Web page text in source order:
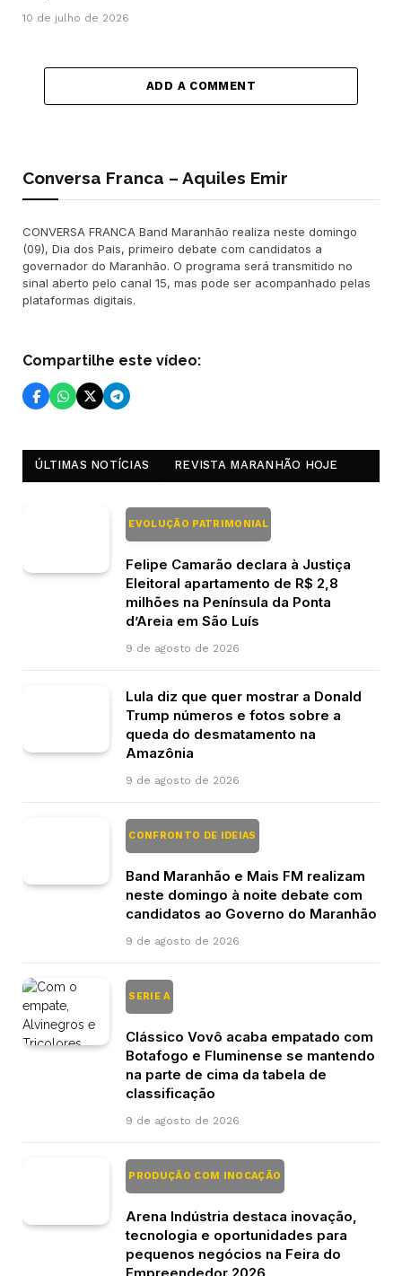
10 de julho de 2026
ADD A COMMENT
Conversa Franca – Aquiles Emir
CONVERSA FRANCA Band Maranhão realiza neste domingo
(09), Dia dos Pais, primeiro debate com candidatos a
governador do Maranhão. O programa será transmitido no
sinal aberto pelo canal 15, mas pode ser acompanhado pelas
plataformas digitais.
Compartilhe este vídeo:
ÚLTIMAS NOTÍCIAS REVISTA MARANHÃO HOJE
EVOLUÇÃO PATRIMONIAL
Felipe Camarão declara à Justiça
Eleitoral apartamento de R$ 2,8
milhões na Península da Ponta
d’Areia em São Luís
9 de agosto de 2026
Lula diz que quer mostrar a Donald
Trump números e fotos sobre a
queda do desmatamento na
Amazônia
9 de agosto de 2026
CONFRONTO DE IDEIAS
Band Maranhão e Mais FM realizam
neste domingo à noite debate com
candidatos ao Governo do Maranhão
9 de agosto de 2026
SERIE A
Clássico Vovô acaba empatado com
Botafogo e Fluminense se mantendo
na parte de cima da tabela de
classificação
9 de agosto de 2026
PRODUÇÃO COM INOCAÇÃO
Arena Indústria destaca inovação,
tecnologia e oportunidades para
pequenos negócios na Feira do